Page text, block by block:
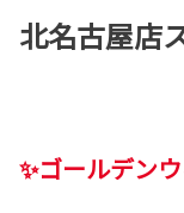
北名古屋店
✨ゴールデン